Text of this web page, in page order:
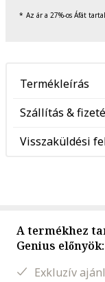
Az ár a 27%-os Áfát
Termékleírás
Szállítás &
Visszaküldési
A termékhez
Genius előnyök:
Exkluzív